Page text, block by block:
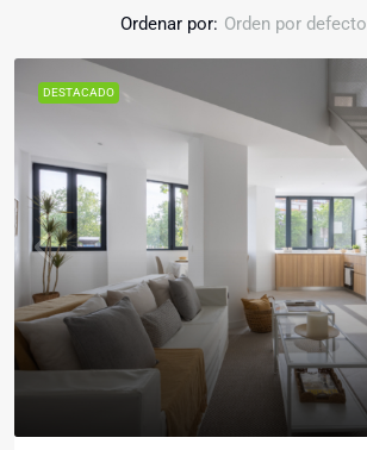
Ordenar por: Orden por defecto
DESTACADO